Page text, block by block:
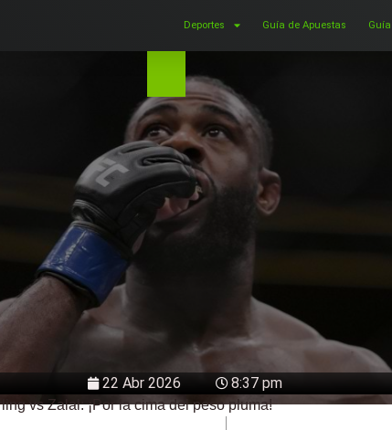
Deportes Guía de Apuestas
22 Abr 2026 8:37 pm
vs Zalal: ¡Por la cima del peso pluma!